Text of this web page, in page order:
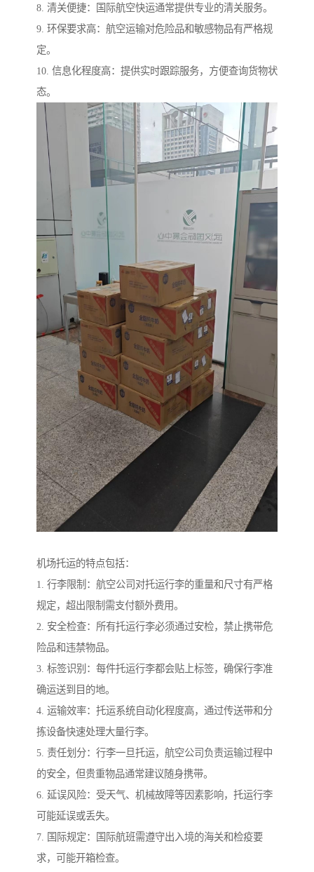
8. 清关便捷：国际航空快运通常提供专业的清关服务。
9. 环保要求高：航空运输对危险品和敏感物品有严格规
定。
10. 信息化程度高：提供实时跟踪服务，方便查询货物状
态。
机场托运的特点包括：
1. 行李限制：航空公司对托运行李的重量和尺寸有严格
规定，超出限制需支付额外费用。
2. 安全检查：所有托运行李必须通过安检，禁止携带危
险品和违禁物品。
3. 标签识别：每件托运行李都会贴上标签，确保行李准
确运送到目的地。
4. 运输效率：托运系统自动化程度高，通过传送带和分
拣设备快速处理大量行李。
5. 责任划分：行李一旦托运，航空公司负责运输过程中
的安全，但贵重物品通常建议随身携带。
6. 延误风险：受天气、机械故障等因素影响，托运行李
可能延误或丢失。
7. 国际规定：国际航班需遵守出入境的海关和检疫要
求，可能开箱检查。